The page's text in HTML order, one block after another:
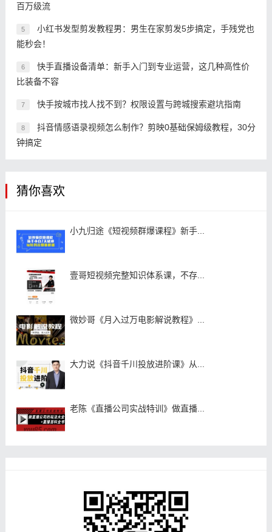
百万级流
5
小红书发型剪发教程男：男生在家剪发5步搞定，手残党也
能秒会！
6
快手直播设备清单：新手入门到专业运营，这几种高性价
比装备不容
7 快手按城市找人找不到？权限设置与跨城搜索避坑指南
8
抖音情感语录视频怎么制作？剪映0基础保姆级教程，30分
钟搞定
猜你喜欢
小九归途《短视频群爆课程》新手...
壹哥短视频完整知识体系课，不存...
微妙哥《月入过万电影解说教程》...
大力说《抖音千川投放进阶课》从...
老陈《直播公司实战特训》做直播...